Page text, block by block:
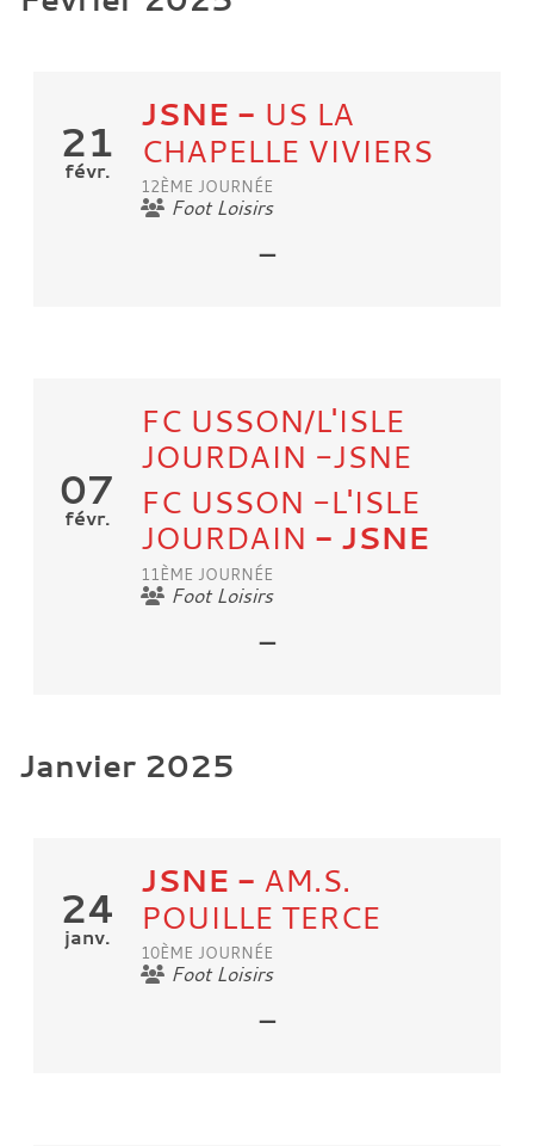
21
févr.
JSNE - US LA
CHAPELLE VIVIERS
12ÈME JOURNÉE
Foot Loisirs
-
07
févr.
FC USSON/L'ISLE
JOURDAIN -JSNE
FC USSON -L'ISLE
JOURDAIN - JSNE
11ÈME JOURNÉE
Foot Loisirs
-
Janvier 2025
24
janv.
JSNE - AM.S.
POUILLE TERCE
10ÈME JOURNÉE
Foot Loisirs
-